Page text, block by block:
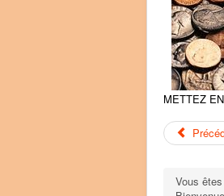
/
5
METTEZ
Vous